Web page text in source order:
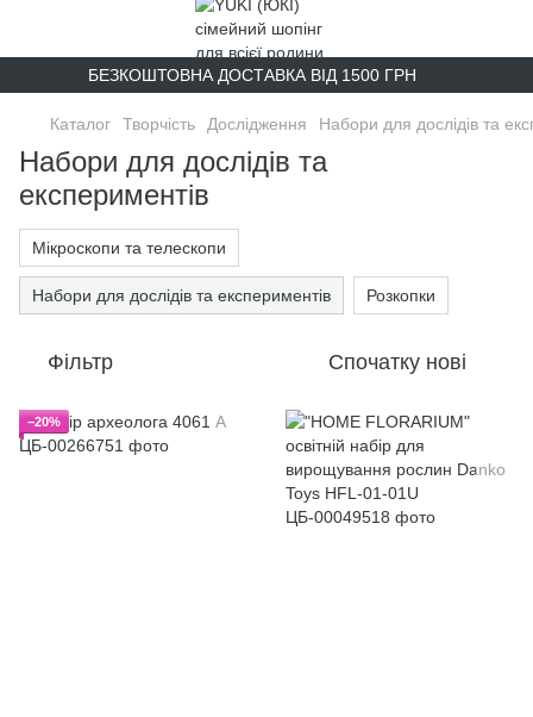
БЕЗКОШТОВНА ДОСТАВКА ВІД 1500 ГРН
Каталог Творчість Дослідження Набори для дослідів та
Набори для дослідів та
експериментів
Мікроскопи та телескопи
Набори для дослідів та експериментів Розкопки
Фільтр Спочатку нові
−20%